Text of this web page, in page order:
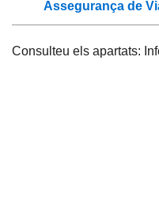
Assegurança de
Consulteu els apartats: